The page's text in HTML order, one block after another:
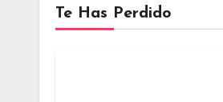
Te Has Perdido